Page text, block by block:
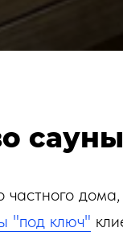
частного
"под ключ"